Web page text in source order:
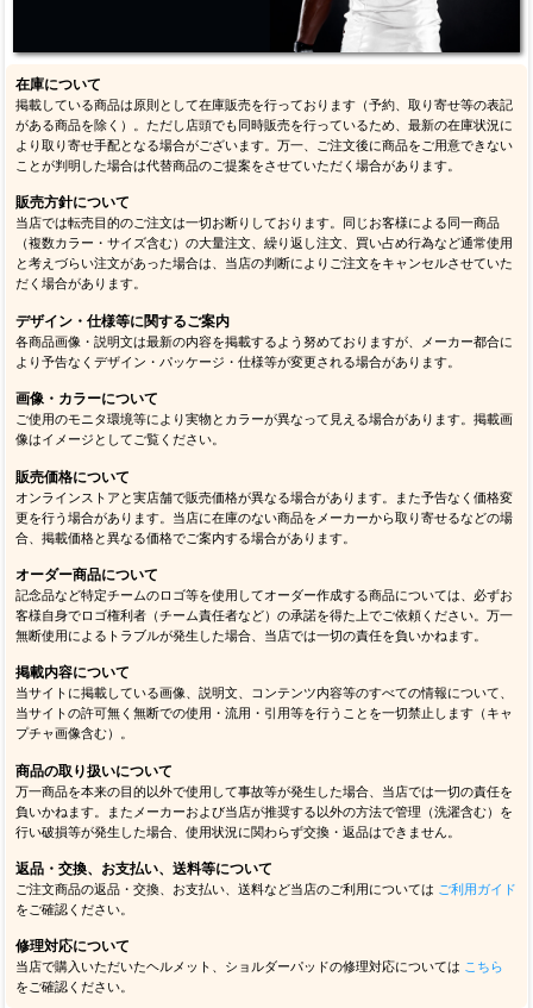
在庫について
掲載している商品は原則として在庫販売を行っております（予約、取り寄せ等の表記
がある商品を除く）。ただし店頭でも同時販売を行っているため、最新の在庫状況に
より取り寄せ手配となる場合がございます。万一、ご注文後に商品をご用意できない
ことが判明した場合は代替商品のご提案をさせていただく場合があります。
販売方針について
当店では転売目的のご注文は一切お断りしております。同じお客様による同一商品
（複数カラー・サイズ含む）の大量注文、繰り返し注文、買い占め行為など通常使用
と考えづらい注文があった場合は、当店の判断によりご注文をキャンセルさせていた
だく場合があります。
デザイン・仕様等に関するご案内
各商品画像・説明文は最新の内容を掲載するよう努めておりますが、メーカー都合に
より予告なくデザイン・パッケージ・仕様等が変更される場合があります。
画像・カラーについて
ご使用のモニタ環境等により実物とカラーが異なって見える場合があります。掲載画
像はイメージとしてご覧ください。
販売価格について
オンラインストアと実店舗で販売価格が異なる場合があります。また予告なく価格変
更を行う場合があります。当店に在庫のない商品をメーカーから取り寄せるなどの場
合、掲載価格と異なる価格でご案内する場合があります。
オーダー商品について
記念品など特定チームのロゴ等を使用してオーダー作成する商品については、必ずお
客様自身でロゴ権利者（チーム責任者など）の承諾を得た上でご依頼ください。万一
無断使用によるトラブルが発生した場合、当店では一切の責任を負いかねます。
掲載内容について
当サイトに掲載している画像、説明文、コンテンツ内容等のすべての情報について、
当サイトの許可無く無断での使用・流用・引用等を行うことを一切禁止します（キャ
プチャ画像含む）。
商品の取り扱いについて
万一商品を本来の目的以外で使用して事故等が発生した場合、当店では一切の責任を
負いかねます。またメーカーおよび当店が推奨する以外の方法で管理（洗濯含む）を
行い破損等が発生した場合、使用状況に関わらず交換・返品はできません。
返品・交換、お支払い、送料等について
ご注文商品の返品・交換、お支払い、送料など当店のご利用については ご利用ガイド
をご確認ください。
修理対応について
当店で購入いただいたヘルメット、ショルダーパッドの修理対応については こちら
をご確認ください。